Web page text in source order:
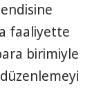
faaliyette
birimiyle